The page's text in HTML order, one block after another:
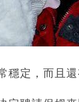
穩定，而且